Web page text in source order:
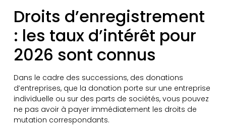
Droits d’enregistrement
: les taux d’intérêt pour
2026 sont connus
Dans le cadre des successions, des donations
d’entreprises, que la donation porte sur une entreprise
individuelle ou sur des parts de sociétés, vous pouvez
ne pas avoir à payer immédiatement les droits de
mutation correspondants.